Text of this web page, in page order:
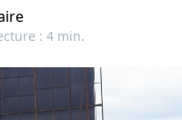
: 4 min.